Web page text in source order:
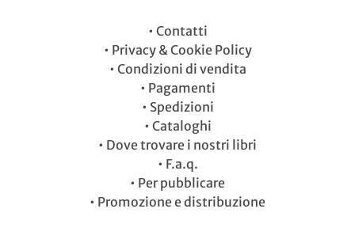
• Contatti
• Privacy & Cookie Policy
• Condizioni di vendita
• Pagamenti
• Spedizioni
• Cataloghi
• Dove trovare i nostri libri
• F.a.q.
• Per pubblicare
• Promozione e distribuzione